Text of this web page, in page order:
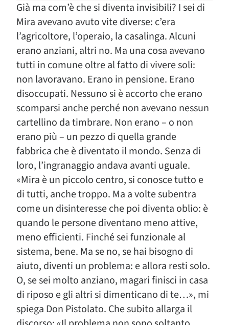
Già ma com’è che si diventa invisibili? I sei di
Mira avevano avuto vite diverse: c’era
l’agricoltore, l’operaio, la casalinga. Alcuni
erano anziani, altri no. Ma una cosa avevano
tutti in comune oltre al fatto di vivere soli:
non lavoravano. Erano in pensione. Erano
disoccupati. Nessuno si è accorto che erano
scomparsi anche perché non avevano nessun
cartellino da timbrare. Non erano – o non
erano più – un pezzo di quella grande
fabbrica che è diventato il mondo. Senza di
loro, l’ingranaggio andava avanti uguale.
«Mira è un piccolo centro, si conosce tutto e
di tutti, anche troppo. Ma a volte subentra
come un disinteresse che poi diventa oblio: è
quando le persone diventano meno attive,
meno efficienti. Finché sei funzionale al
sistema, bene. Ma se no, se hai bisogno di
aiuto, diventi un problema: e allora resti solo.
O, se sei molto anziano, magari finisci in casa
di riposo e gli altri si dimenticano di te…», mi
spiega Don Pistolato. Che subito allarga il